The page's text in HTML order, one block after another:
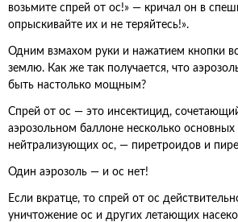
возьмите спрей от ос!» — кричал он в
опрыскивайте их и не теряйтесь!».
Одним взмахом руки и нажатием кнопки
землю. Как же так получается, что
быть настолько мощным?
Спрей от ос — это инсектицид,
аэрозольном баллоне несколько
нейтрализующих ос, — пиретроидов и
Один аэрозоль — и ос нет!
Если вкратце, то спрей от ос
уничтожение ос и других летающих